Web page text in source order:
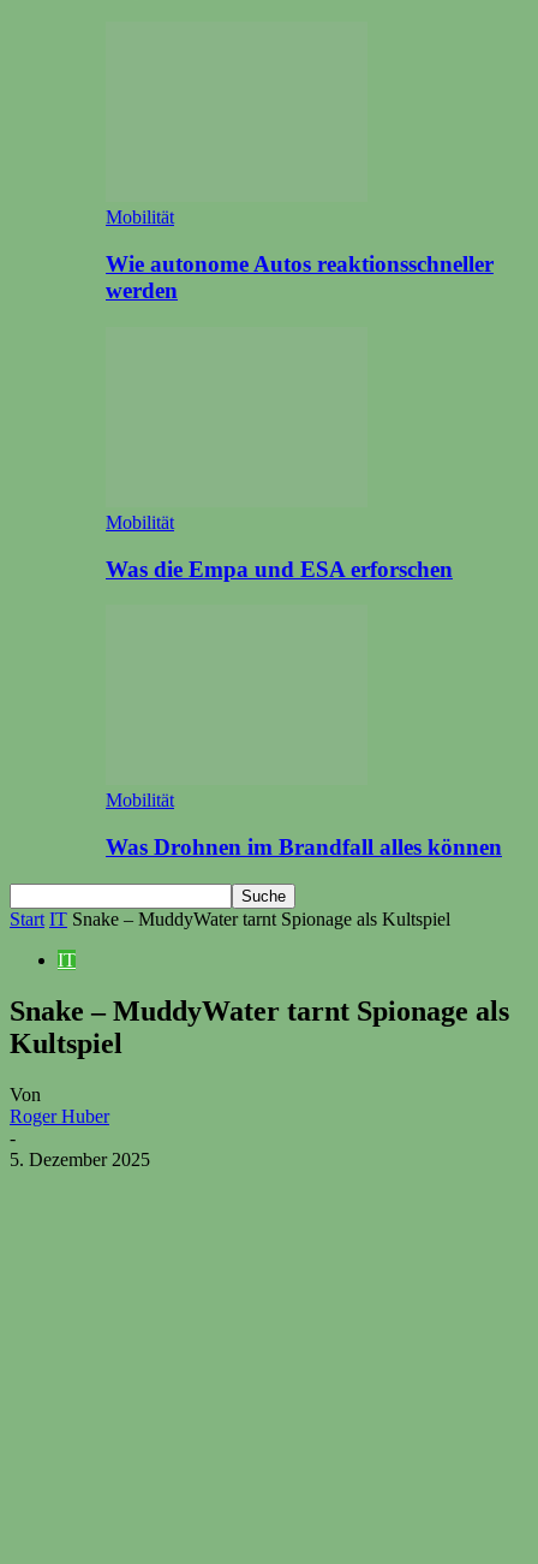
Mobilität
Wie autonome Autos reaktionsschneller
werden
Mobilität
Was die Empa und ESA erforschen
Mobilität
Was Drohnen im Brandfall alles können
Start IT Snake – MuddyWater tarnt Spionage als Kultspiel
IT
Snake – MuddyWater tarnt Spionage als
Kultspiel
Von
Roger Huber
-
5. Dezember 2025